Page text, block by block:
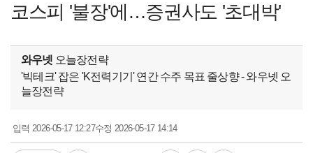
코스피 '불장'에…증권사도 '초대박'
와우넷 오늘장전략
'빅테크' 잡은 'K전력기기' 연간 수주 목표 줄상향 - 와우넷 오
늘장전략
입력 2026-05-17 12:27수정 2026-05-17 14:14